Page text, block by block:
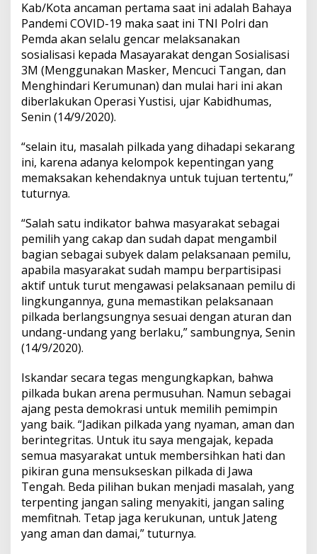
Kab/Kota ancaman pertama saat ini adalah Bahaya
Pandemi COVID-19 maka saat ini TNI Polri dan
Pemda akan selalu gencar melaksanakan
sosialisasi kepada Masayarakat dengan Sosialisasi
3M (Menggunakan Masker, Mencuci Tangan, dan
Menghindari Kerumunan) dan mulai hari ini akan
diberlakukan Operasi Yustisi, ujar Kabidhumas,
Senin (14/9/2020).
“selain itu, masalah pilkada yang dihadapi sekarang
ini, karena adanya kelompok kepentingan yang
memaksakan kehendaknya untuk tujuan tertentu,”
tuturnya.
“Salah satu indikator bahwa masyarakat sebagai
pemilih yang cakap dan sudah dapat mengambil
bagian sebagai subyek dalam pelaksanaan pemilu,
apabila masyarakat sudah mampu berpartisipasi
aktif untuk turut mengawasi pelaksanaan pemilu di
lingkungannya, guna memastikan pelaksanaan
pilkada berlangsungnya sesuai dengan aturan dan
undang-undang yang berlaku,” sambungnya, Senin
(14/9/2020).
Iskandar secara tegas mengungkapkan, bahwa
pilkada bukan arena permusuhan. Namun sebagai
ajang pesta demokrasi untuk memilih pemimpin
yang baik. “Jadikan pilkada yang nyaman, aman dan
berintegritas. Untuk itu saya mengajak, kepada
semua masyarakat untuk membersihkan hati dan
pikiran guna mensukseskan pilkada di Jawa
Tengah. Beda pilihan bukan menjadi masalah, yang
terpenting jangan saling menyakiti, jangan saling
memfitnah. Tetap jaga kerukunan, untuk Jateng
yang aman dan damai,” tuturnya.